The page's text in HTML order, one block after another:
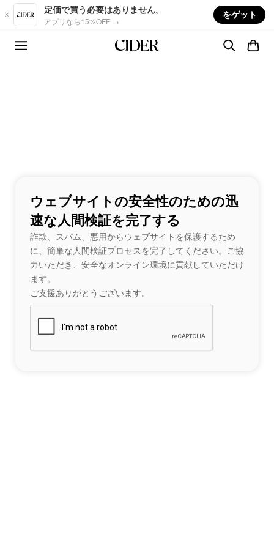
Skip to main content
定価で買う必要はありません。
アプリなら15%OFF →
をゲット
ウェブサイトの安全性のための迅
速な人間検証を完了する
詐欺、スパム、悪用からウェブサイトを保護するため
に、簡単な人間検証プロセスを完了してください。ご協
力いただき、安全なオンライン環境に貢献していただけ
ます。
ご支援ありがとうございます。